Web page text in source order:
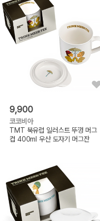
9,900
코코비아
TMT 북유럽 일러스트 뚜껑 머그
컵 400ml 우산 도자기 머그잔